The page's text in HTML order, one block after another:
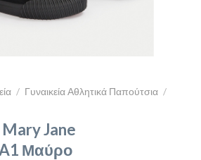
/ Γυναικεία Αθλητικά Παπούτσια /
Jane
Μαύρο